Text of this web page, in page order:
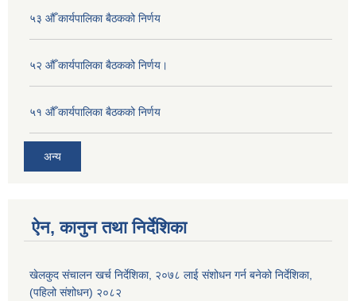
५३ औँ कार्यपालिका बैठकको निर्णय
५२ औँ कार्यपालिका बैठकको निर्णय।
५१ औँ कार्यपालिका बैठकको निर्णय
अन्य
ऐन, कानुन तथा निर्देशिका
खेलकुद संचालन खर्च निर्देशिका, २०७८ लाई संशोधन गर्न बनेको निर्देशिका,
(पहिलो संशोधन) २०८२